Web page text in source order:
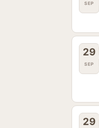
SEP
29
SEP
29